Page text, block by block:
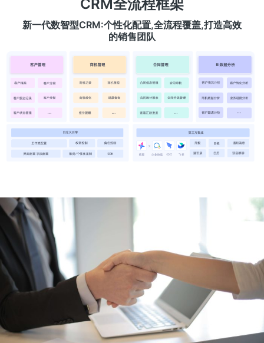
CRM全流程框架
新一代数智型CRM:个性化配置,全流程覆盖,打造高效
的销售团队